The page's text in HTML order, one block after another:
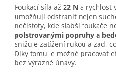
Foukací síla až 22 N a rychlost
umožňují odstranit nejen
nečistoty, kde slabší foukače
polstrovanými popruhy a
snižuje zatížení rukou a zad,
Díky tomu je možné pracovat
bez výrazné únavy.